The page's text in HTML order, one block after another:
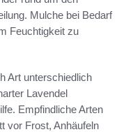
Mulche bei Bedarf
Feuchtigkeit zu
Art unterschiedlich
Lavendel
Empfindliche Arten
vor Frost, Anhäufeln